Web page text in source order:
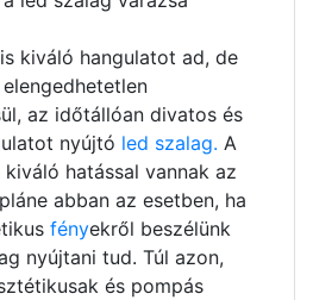
kiváló hangulatot ad, de
az időtállóan divatos és
nyújtó led szalag. A
hatással vannak az
abban az esetben, ha
fényekről beszélünk
nyújtani tud. Túl azon,
és pompás